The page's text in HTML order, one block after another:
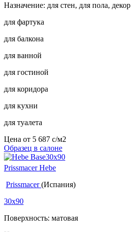
Назначение: для стен, для пола, декор
для фартука
для балкона
для ванной
для гостиной
для коридора
для кухни
для туалета
Цена от 5 687 c/м2
Образец в салоне
Prissmacer Hebe
Prissmacer(Испания)
30x90
Поверхность: матовая